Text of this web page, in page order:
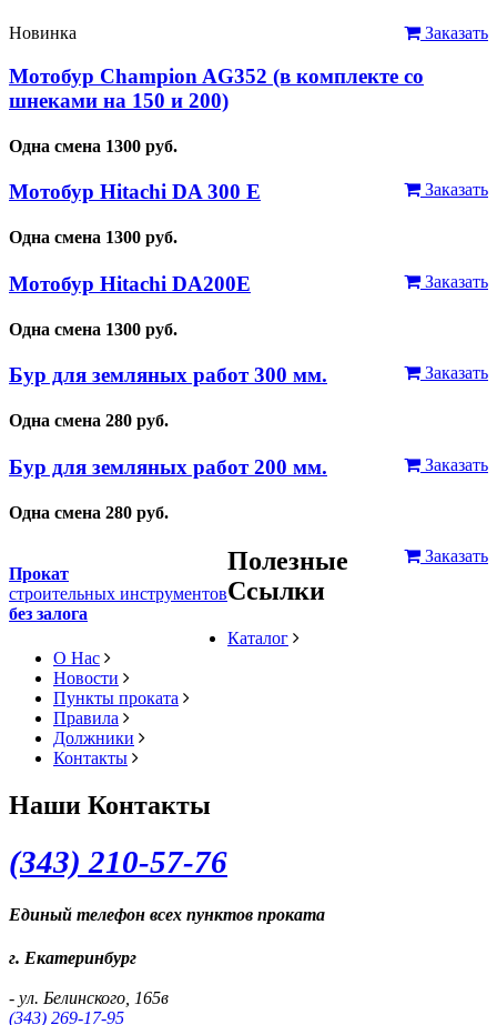
Заказать
Новинка
Мотобур Champion AG352 (в комплекте со
шнеками на 150 и 200)
Одна смена 1300 руб.
Заказать
Мотобур Hitachi DA 300 E
Одна смена 1300 руб.
Заказать
Мотобур Hitachi DA200E
Одна смена 1300 руб.
Заказать
Бур для земляных работ 300 мм.
Одна смена 280 руб.
Заказать
Бур для земляных работ 200 мм.
Одна смена 280 руб.
Заказать
Прокат
строительных инструментов
без залога
Полезные
Ссылки
Каталог
О Нас
Новости
Пункты проката
Правила
Должники
Контакты
Наши Контакты
(343) 210-57-76
Единый телефон всех пунктов проката
г. Екатеринбург
- ул. Белинского, 165в
(343) 269-17-95